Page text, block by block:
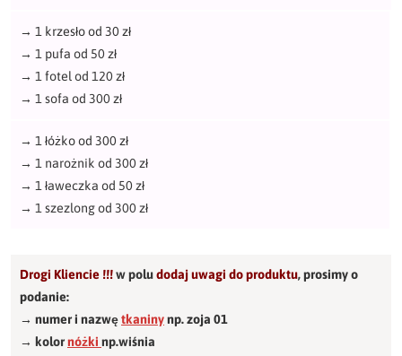
→ 1 krzesło od 30 zł
→ 1 pufa od 50 zł
→ 1 fotel od 120 zł
→ 1 sofa od 300 zł
→ 1 łóżko od 300 zł
→ 1 narożnik od 300 zł
→ 1 ławeczka od 50 zł
→ 1 szezlong od 300 zł
Drogi Kliencie !!!w poludodaj uwagi do produktu,prosimy o
podanie:
→ numer i nazwętkaninynp. zoja 01
→ kolornóżki np.wiśnia